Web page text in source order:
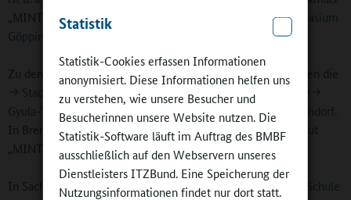
Statistik
Statistik-Cookies erfassen Informationen
anonymisiert. Diese Informationen helfen uns
zu verstehen, wie unsere Besucher und
Besucherinnen unsere Website nutzen. Die
Statistik-Software läuft im Auftrag des BMBF
ausschließlich auf den Webservern unseres
Dienstleisters ITZBund. Eine Speicherung der
Nutzungsinformationen findet nur dort statt.
„MINT-freundliche Schule“ wurde u. a. das
Freihof Gymnasium
Göppingen
Zu den 10 „MINT-freundlichen Schulen“ in Hamburg gehören die
Stadtteilschule Stellingen
(erstmals) sowie wiederholt die
Gyula-Trebitsch-Schule Tonndorf und Stadtteilschule Niendorf
In Bremen wurde u. a. die
Grundschule An der Geteerneut
„MINT-freundliche Schule“.
In Sachsen konnten sich u. a. die
Anton-Philipp-Reclam-Schule